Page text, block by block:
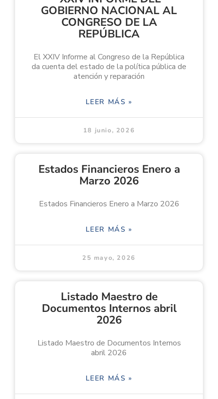
GOBIERNO NACIONAL AL
CONGRESO DE LA
REPÚBLICA
El XXIV Informe al Congreso de la República
da cuenta del estado de la política pública de
atención y reparación
LEER MÁS »
18 junio, 2026
Estados Financieros Enero a
Marzo 2026
Estados Financieros Enero a Marzo 2026
LEER MÁS »
25 mayo, 2026
Listado Maestro de
Documentos Internos abril
2026
Listado Maestro de Documentos Internos
abril 2026
LEER MÁS »